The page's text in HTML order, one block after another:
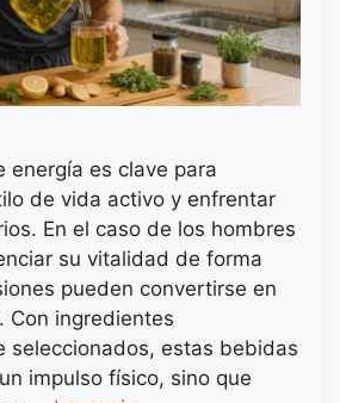
energía es clave para
de vida activo y enfrentar
En el caso de los hombres
su vitalidad de forma
pueden convertirse en
Con ingredientes
seleccionados, estas bebidas
impulso físico, sino que